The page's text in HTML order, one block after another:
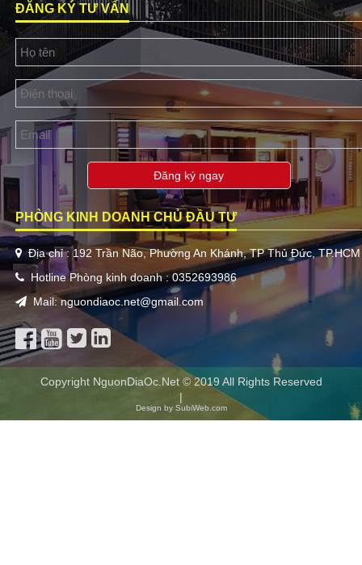
ĐĂNG KÝ TƯ VẤN
Đăng ký ngay
PHÒNG KINH DOANH CHỦ ĐẦU TƯ
Địa chỉ : 192 Trần Não, Phường An Khánh, TP Thủ Đức, TP.HCM
Hotline Phòng kinh doanh : 0352693986
Mail: nguondiaoc.net@gmail.com
Copyright NguonDiaOc.Net © 2019 All Rights Reserved
|
Design by SubiWeb.com